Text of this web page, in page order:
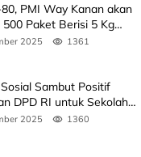
PMI Way Kanan akan
500 Paket Berisi 5 Kg
2025 1361
Sambut Positif
DPD RI untuk Sekolah
2025 1360